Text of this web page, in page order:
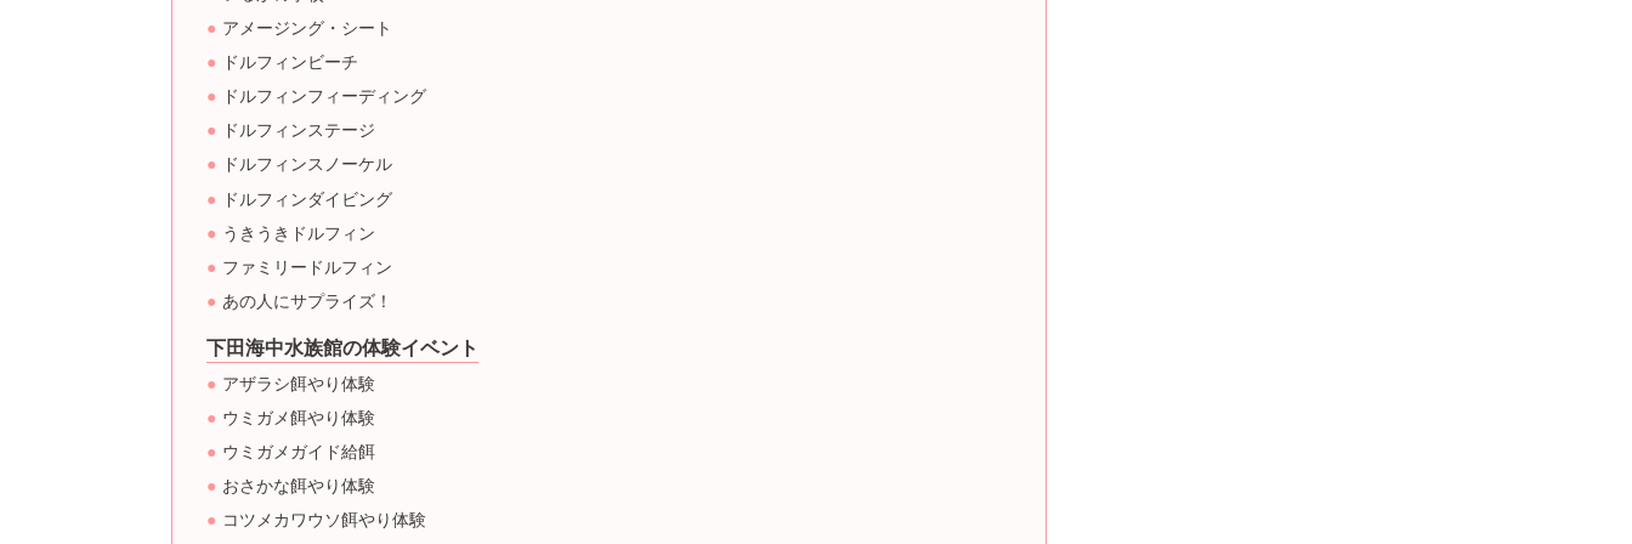
アメージング・シート
ドルフィンビーチ
ドルフィンフィーディング
ドルフィンステージ
ドルフィンスノーケル
ドルフィンダイビング
うきうきドルフィン
ファミリードルフィン
あの人にサプライズ！
下田海中水族館の体験イベント
アザラシ餌やり体験
ウミガメ餌やり体験
ウミガメガイド給餌
おさかな餌やり体験
コツメカワウソ餌やり体験